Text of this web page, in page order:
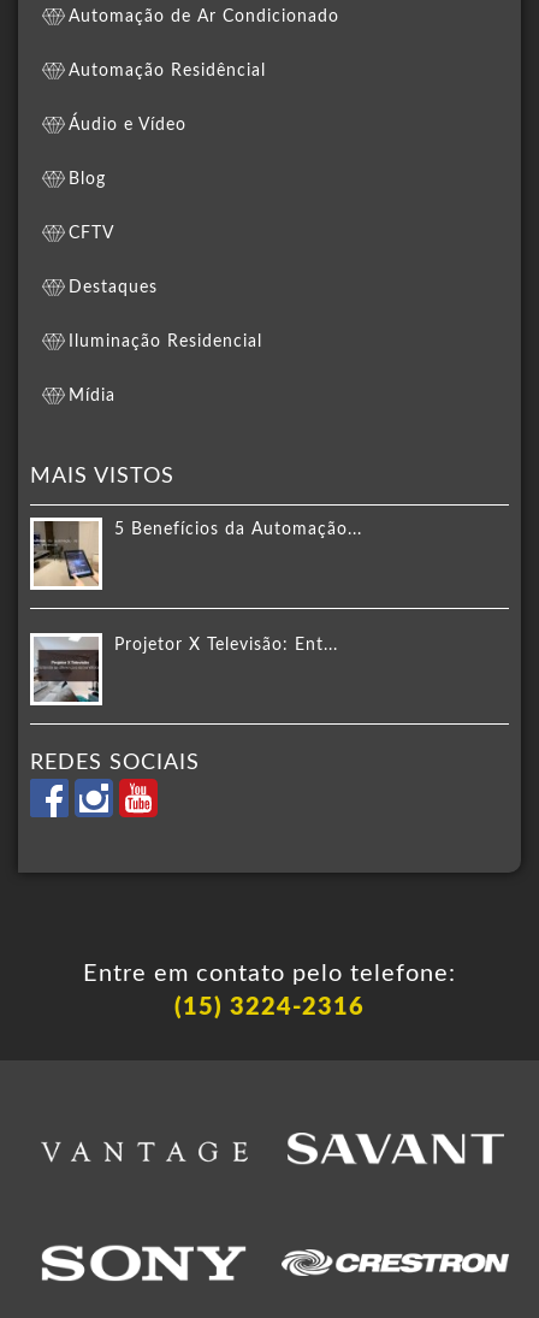
Automação de Ar Condicionado
Automação Residêncial
Áudio e Vídeo
Blog
CFTV
Destaques
Iluminação Residencial
Mídia
MAIS VISTOS
5 Benefícios da Automação...
Projetor X Televisão: Ent...
REDES SOCIAIS
Entre em contato pelo telefone:
(15) 3224-2316